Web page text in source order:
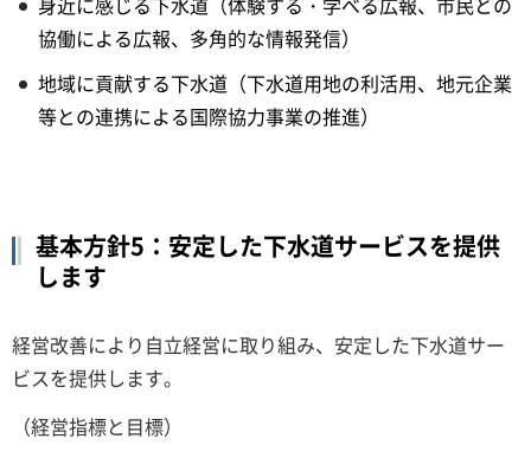
協働による広報、多角的な情報発信）
地域に貢献する下水道（下水道用地の利活用、地元企業
等との連携による国際協力事業の推進）
基本方針5：安定した下水道サービスを提供
します
経営改善により自立経営に取り組み、安定した下水道サー
ビスを提供します。
（経営指標と目標）